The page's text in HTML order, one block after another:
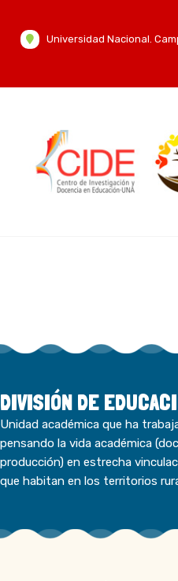
Universidad Nacional.
DIVISIÓN DE
Unidad académica que ha
pensando la vida académica
producción) en estrecha
que habitan en los territorios